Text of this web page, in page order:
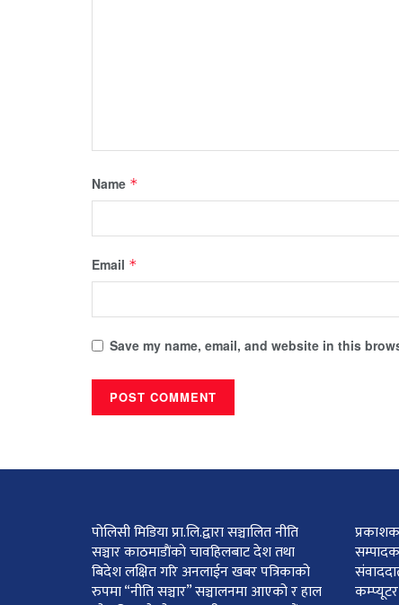
Name *
Email *
Save my name, email, and website in this
पोलिसी मिडिया प्रा.लि.द्वारा सञ्चालित नीति
सञ्चार काठमाडाैंकाे चावहिलबाट देश तथा
बिदेश लक्षित गरि अनलाईन खबर पत्रिकाको
रुपमा “नीति सञ्चार” सञ्चालनमा आएको र हाल